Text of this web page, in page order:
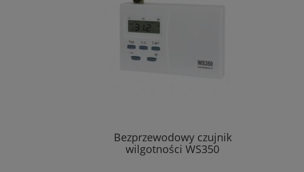
Bezprzewodowy czujnik
wilgotności WS350